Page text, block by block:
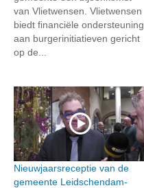
van Vlietwensen. Vlietwensen
biedt financiële ondersteuning
aan burgerinitiatieven gericht
op de...
Nieuwjaarsreceptie van de
gemeente Leidschendam-